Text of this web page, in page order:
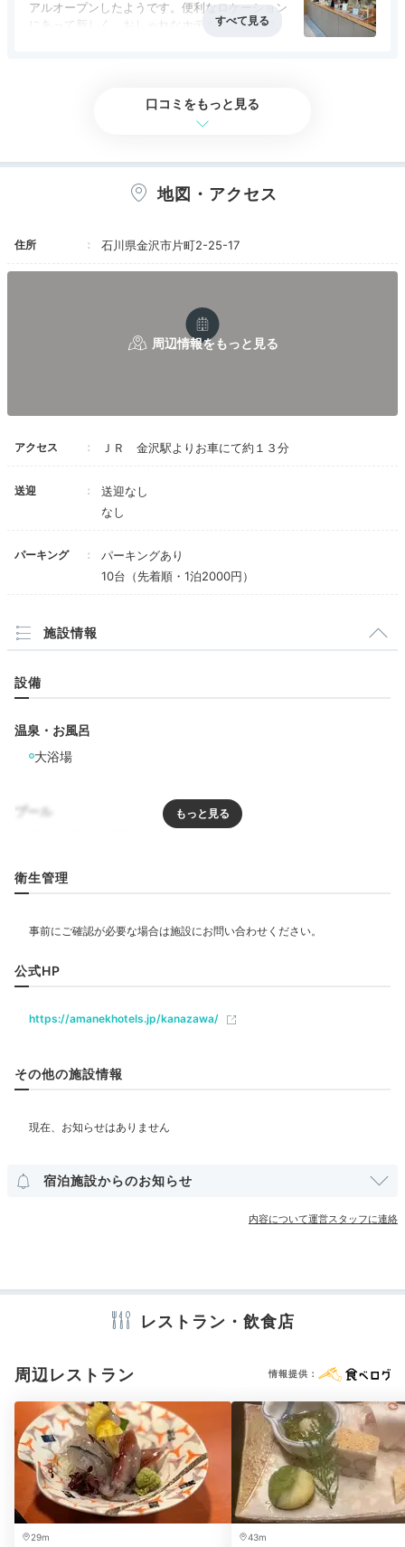
洋室をはじめゆったりした和洋室、2部屋隣接のファミ
Bluetoothスピーカーや九谷焼
xiaoxue.mayumi
が大きくて快適でした♪
「片町」の夜を満喫
片町の飲食店街
ホテルにはディナーレストランはありませんが、
周辺の「片町」には飲食店がいっぱい。
おでんの人気店「三幸」など、思わずはしごしたくなっ
ちゃいます。
ン焼きやねぎ焼きがすごく美味しかったです！
Spa
20:00
大浴場でさっぱり
大浴場 大
金沢観光で疲れたカラダは大浴場で癒しましょう。月の
浮かぶモダンデザインの空間に、思わずのんびり長湯し
てしまうかも。さっぱり汗を流したら、心地よい部屋着
に着替えてリラックスタイム。
アルオープンしたようです。便利なロケーション
にあって新しく、おしゃれなホテルでした。ロビ
口コミをもっと見る
地図・アクセス
住所 石川県金沢市片町2-25-17
アクセス ＪＲ 金沢駅よりお車にて約１３分
送迎
送迎なし
なし
パーキング
パーキングあり
10台（先着順・1泊2000円）
施設情報
設備
温泉・お風呂
大浴場
プール
リラクゼーション
和洋室 洋室 インターネット利用可能
売店・ギフトショップ
冷蔵庫 エアコン
セーフティボックス
洗浄機付トイレ 歯ブラシ カミソリ
シャンプー
バスタオル
ドライヤー 電気ポット
※設備・アメニティは、確認が取れている情報を表示しています。
衛生管理
公式HP
https://amanekhotels.jp/kanazawa/
その他の施設情報
宿泊施設からのお知らせ
内容について運営スタッフに連絡
レストラン・飲食店
周辺レストラン 情報提供：
29m
43m